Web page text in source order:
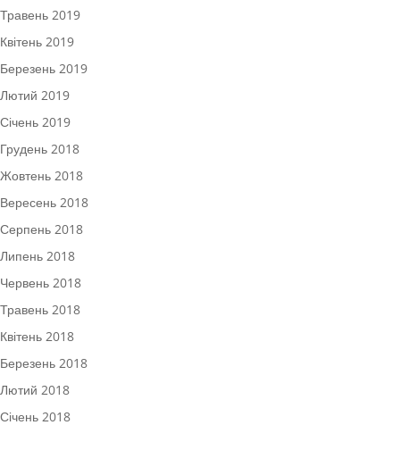
Травень 2019
Квітень 2019
Березень 2019
Лютий 2019
Січень 2019
Грудень 2018
Жовтень 2018
Вересень 2018
Серпень 2018
Липень 2018
Червень 2018
Травень 2018
Квітень 2018
Березень 2018
Лютий 2018
Січень 2018